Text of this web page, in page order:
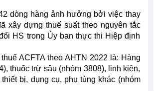
dòng hàng ảnh hưởng bởi việc thay
xây dựng thuế suất theo nguyên tắc
HS trong Ủy ban thực thi Hiệp định
ACFTA theo AHTN 2022 là: Hàng
thuốc trừ sâu (nhóm 3808), linh kiện,
bị, dụng cụ, phụ tùng khác (nhóm